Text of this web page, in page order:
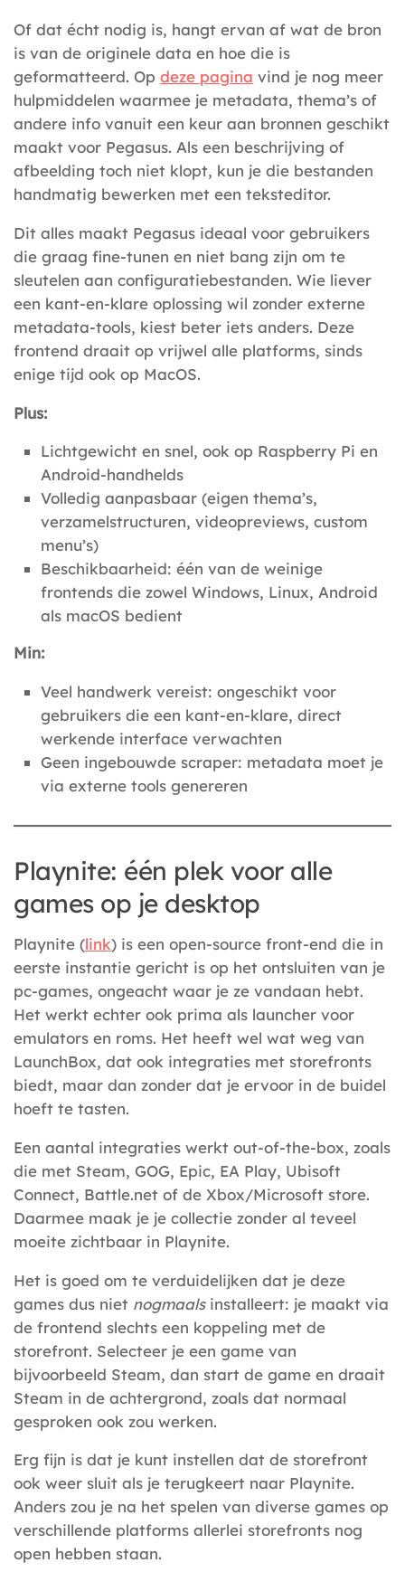
Of dat écht nodig is, hangt ervan af wat de bron
is van de originele data en hoe die is
geformatteerd. Op deze pagina vind je nog meer
hulpmiddelen waarmee je metadata, thema’s of
andere info vanuit een keur aan bronnen geschikt
maakt voor Pegasus. Als een beschrijving of
afbeelding toch niet klopt, kun je die bestanden
handmatig bewerken met een teksteditor.
Dit alles maakt Pegasus ideaal voor gebruikers
die graag fine‑tunen en niet bang zijn om te
sleutelen aan configuratiebestanden. Wie liever
een kant‑en‑klare oplossing wil zonder externe
metadata‑tools, kiest beter iets anders. Deze
frontend draait op vrijwel alle platforms, sinds
enige tijd ook op MacOS.
Plus:
Lichtgewicht en snel, ook op Raspberry Pi en
Android-handhelds
Volledig aanpasbaar (eigen thema’s,
verzamelstructuren, videopreviews, custom
menu’s)
Beschikbaarheid: één van de weinige
frontends die zowel Windows, Linux, Android
als macOS bedient
Min:
Veel handwerk vereist: ongeschikt voor
gebruikers die een kant-en-klare, direct
werkende interface verwachten
Geen ingebouwde scraper: metadata moet je
via externe tools genereren
Playnite: één plek voor alle
games op je desktop
Playnite (link) is een open-source front-end die in
eerste instantie gericht is op het ontsluiten van je
pc-games, ongeacht waar je ze vandaan hebt.
Het werkt echter ook prima als launcher voor
emulators en roms. Het heeft wel wat weg van
LaunchBox, dat ook integraties met storefronts
biedt, maar dan zonder dat je ervoor in de buidel
hoeft te tasten.
Een aantal integraties werkt out-of-the-box, zoals
die met Steam, GOG, Epic, EA Play, Ubisoft
Connect, Battle.net of de Xbox/Microsoft store.
Daarmee maak je je collectie zonder al teveel
moeite zichtbaar in Playnite.
Het is goed om te verduidelijken dat je deze
games dus niet nogmaals installeert: je maakt via
de frontend slechts een koppeling met de
storefront. Selecteer je een game van
bijvoorbeeld Steam, dan start de game en draait
Steam in de achtergrond, zoals dat normaal
gesproken ook zou werken.
Erg fijn is dat je kunt instellen dat de storefront
ook weer sluit als je terugkeert naar Playnite.
Anders zou je na het spelen van diverse games op
verschillende platforms allerlei storefronts nog
open hebben staan.